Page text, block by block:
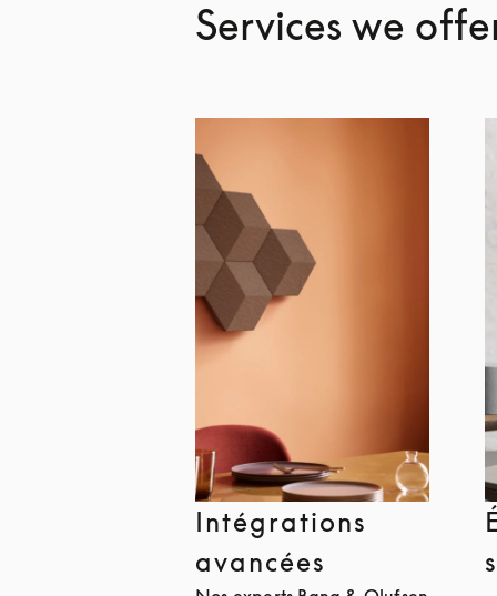
Services we
Intégrations
avancées